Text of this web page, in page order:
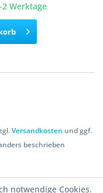
Werktage
Versandkosten und ggf.
beschrieben
notwendige Cookies.